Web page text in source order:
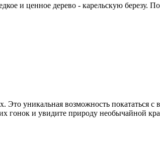
и ценное дерево - карельскую березу.
уникальная возможность покататься с
гонок и увидите природу необычайной